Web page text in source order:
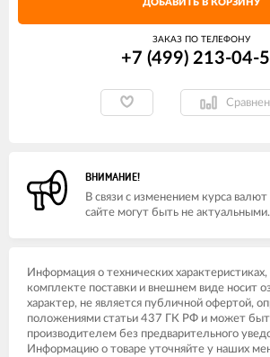
ДОБАВИТЬ В КОРЗИНУ
ЗАКАЗ ПО ТЕЛЕФОНУ
+7 (499) 213-04-
ВНИМАНИЕ!
В связи с изменением курса
сайте могут быть не актуальными.
Информация о технических характеристиках,
комплекте поставки и внешнем виде носит
характер, не является публичной офертой,
положениями статьи 437 ГК РФ и может
производителем без предварительного
Информацию о товаре уточняйте у наших